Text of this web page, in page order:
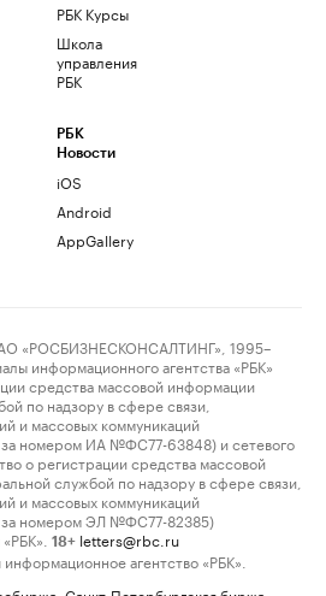
РБК Курсы
Школа
управления
РБК
РБК
Новости
iOS
Android
AppGallery
«РОСБИЗНЕСКОНСАЛТИНГ», 1995–
информационного агентства «РБК»
средства массовой информации
по надзору в сфере связи,
и массовых коммуникаций
за номером ИА №ФС77-63848) и сетевого
о регистрации средства массовой
службой по надзору в сфере связи,
и массовых коммуникаций
за номером ЭЛ №ФС77-82385)
18+ letters@rbc.ru
агентство «РБК».